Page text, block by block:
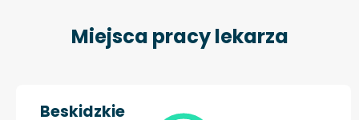
Miejsca pracy lekarza
Beskidzkie